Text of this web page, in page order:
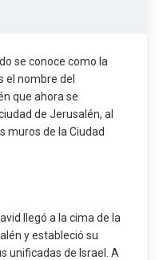
se conoce como la
el nombre del
que ahora se
de Jerusalén, al
muros de la Ciudad
llegó a la cima de la
y estableció su
unificadas de Israel. A